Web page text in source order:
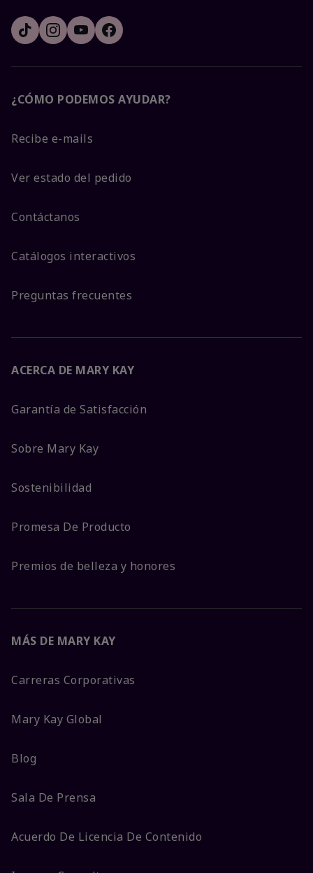
¿CÓMO PODEMOS AYUDAR?
Recibe e-mails
Ver estado del pedido
Contáctanos
Catálogos interactivos
Preguntas frecuentes
ACERCA DE MARY KAY
Garantía de Satisfacción
Sobre Mary Kay
Sostenibilidad
Promesa De Producto
Premios de belleza y honores
MÁS DE MARY KAY
Carreras Corporativas
Mary Kay Global
Blog
Sala De Prensa
Acuerdo De Licencia De Contenido